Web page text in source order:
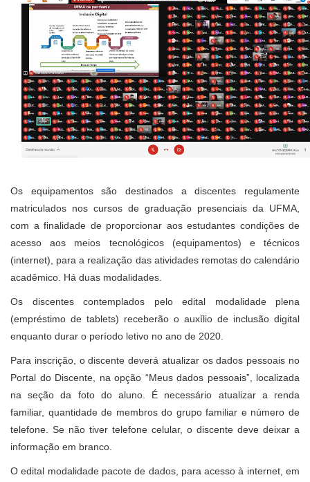
Os equipamentos são destinados a discentes regulamente
matriculados nos cursos de graduação presenciais da UFMA,
com a finalidade de proporcionar aos estudantes condições de
acesso aos meios tecnológicos (equipamentos) e técnicos
(internet), para a realização das atividades remotas do calendário
acadêmico. Há duas modalidades.
Os discentes contemplados pelo edital modalidade plena
(empréstimo de tablets) receberão o auxílio de inclusão digital
enquanto durar o período letivo no ano de 2020.
Para inscrição, o discente deverá atualizar os dados pessoais no
Portal do Discente, na opção “Meus dados pessoais”, localizada
na seção da foto do aluno. É necessário atualizar a renda
familiar, quantidade de membros do grupo familiar e número de
telefone. Se não tiver telefone celular, o discente deve deixar a
informação em branco.
O edital modalidade pacote de dados, para acesso à internet, em